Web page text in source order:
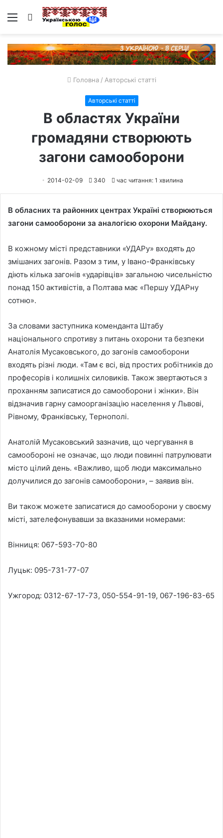
Меню Пошук
Головна / Авторські статті
Авторські статті
В областях України
громадяни створюють
загони самооборони
2014-02-09 340 час читання: 1 хвилина
В обласних та районних центрах Україні створюються
загони самооборони за аналогією охорони Майдану.
В кожному місті представники «УДАРу» входять до
змішаних загонів. Разом з тим, у Івано-Франківську
діють кілька загонів «ударівців» загальною чисельністю
понад 150 активістів, а Полтава має «Першу УДАРну
сотню».
За словами заступника коменданта Штабу
національного спротиву з питань охорони та безпеки
Анатолія Мусаковського, до загонів самооборони
входять різні люди. «Там є всі, від простих робітників до
професорів і колишніх силовиків. Також звертаються з
проханням записатися до самооборони і жінки». Він
відзначив гарну самоорганізацію населення у Львові,
Рівному, Франківську, Тернополі.
Анатолій Мусаковський зазначив, що чергування в
самообороні не означає, що люди повинні патрулювати
місто цілий день. «Важливо, щоб люди максимально
долучилися до загонів самооборони», – заявив він.
Ви також можете записатися до самооборони у своєму
місті, зателефонувавши за вказаними номерами:
Вінниця: 067-593-70-80
Луцьк: 095-731-77-07
Ужгород: 0312-67-17-73, 050-554-91-19, 067-196-83-65